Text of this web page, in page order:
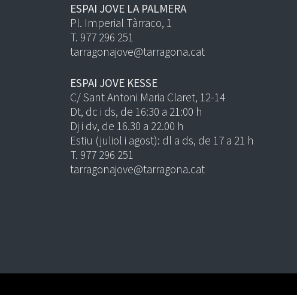
ESPAI JOVE LA PALMERA
Pl. Imperial Tàrraco, 1
T. 977 296 251
tarragonajove@tarragona.cat
ESPAI JOVE KESSE
C/ Sant Antoni Maria Claret, 12-14
Dt, dc i ds, de 16:30 a 21:00 h
Dj i dv, de 16.30 a 22.00 h
Estiu (juliol i agost): dl a ds, de 17 a 21 h
T. 977 296 251
tarragonajove@tarragona.cat